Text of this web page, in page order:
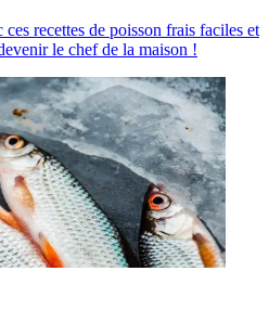
recettes de poisson frais faciles et
le chef de la maison !